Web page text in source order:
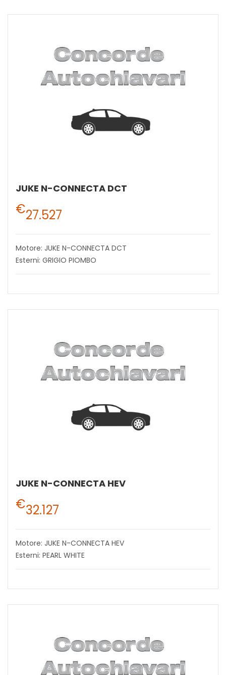
JUKE N-CONNECTA DCT
€27.527
Motore: JUKE N-CONNECTA DCT
Esterni: GRIGIO PIOMBO
JUKE N-CONNECTA HEV
€32.127
Motore: JUKE N-CONNECTA HEV
Esterni: PEARL WHITE